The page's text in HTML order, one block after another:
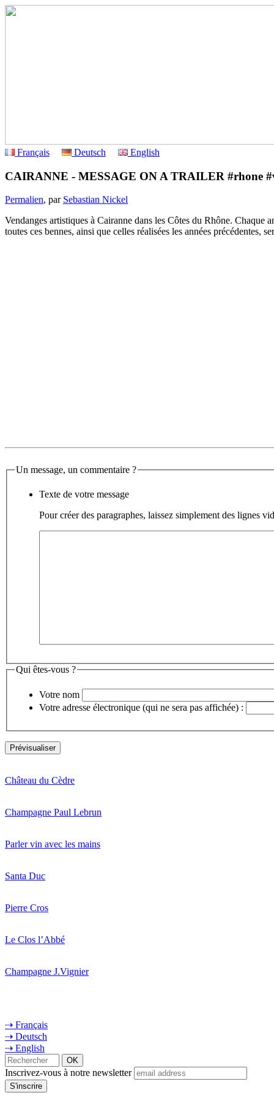
Français Deutsch English
CAIRANNE - MESSAGE ON A TRAILER #rhone
Permalien, par Sebastian Nickel
Vendanges artistiques à Cairanne dans les Côtes du Rhône. Chaque
toutes ces bennes, ainsi que celles réalisées les années précédentes,
Un message, un commentaire ?
Texte de votre message
Pour créer des paragraphes, laissez simplement des lignes
Qui êtes-vous ?
Votre nom
Votre adresse électronique (qui ne sera pas affichée) :
Château du Cèdre
Champagne Paul Lebrun
Parler vin avec les mains
Santa Duc
Pierre Cros
Le Clos l’Abbé
Champagne J.Vignier
⇢ Français
⇢ Deutsch
⇢ English
Inscrivez-vous à notre newsletter